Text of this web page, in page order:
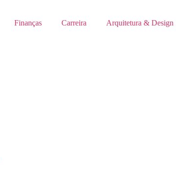
Finanças Carreira Arquitetura & Design